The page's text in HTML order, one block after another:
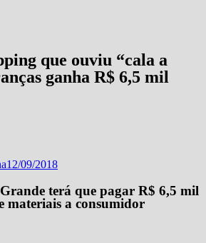
que ouviu “cala a
ganha R$ 6,5 mil
12/09/2018
terá que pagar R$ 6,5 mil
materiais a consumidor